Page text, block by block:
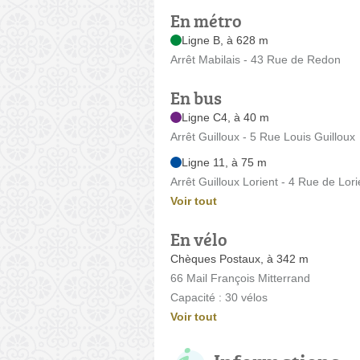
En métro
Ligne B, à 628 m
Arrêt Mabilais - 43 Rue de Redon
En bus
Ligne C4, à 40 m
Arrêt Guilloux - 5 Rue Louis Guilloux
Ligne 11, à 75 m
Arrêt Guilloux Lorient - 4 Rue de
Voir tout
En vélo
Chèques Postaux, à 342 m
66 Mail François Mitterrand
Capacité : 30 vélos
Voir tout